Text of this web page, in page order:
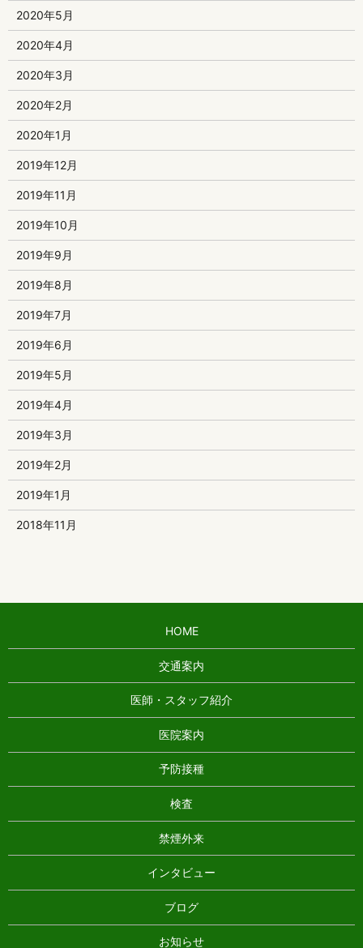
2020年5月
2020年4月
2020年3月
2020年2月
2020年1月
2019年12月
2019年11月
2019年10月
2019年9月
2019年8月
2019年7月
2019年6月
2019年5月
2019年4月
2019年3月
2019年2月
2019年1月
2018年11月
HOME
交通案内
医師・スタッフ紹介
医院案内
予防接種
検査
禁煙外来
インタビュー
ブログ
お知らせ